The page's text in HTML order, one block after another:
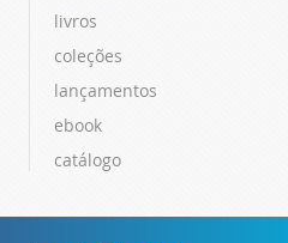
livros
coleções
lançamentos
ebook
catálogo